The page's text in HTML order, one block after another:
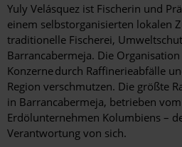
Yuly Velásquez ist Fischerin und
einem selbstorganisierten lokalen
traditionelle Fischerei,
Barrancabermeja. Die
Konzerne durch Raffinerieabfälle
Region verschmutzen. Die größte
in Barrancabermeja, betrieben
Erdölunternehmen Kolumbiens –
Verantwortung von sich.